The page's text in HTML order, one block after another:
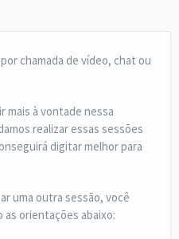
chamada de vídeo, chat ou
mais à vontade nessa
realizar essas sessões
digitar melhor para
uma outra sessão, você
orientações abaixo: